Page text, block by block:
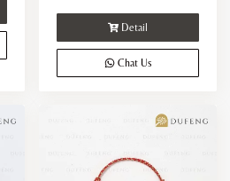
Detail
Chat Us